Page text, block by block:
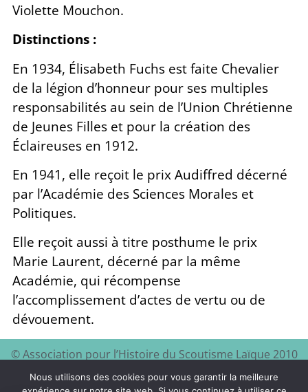
Violette Mouchon.
Distinctions :
En 1934, Élisabeth Fuchs est faite Chevalier
de la légion d’honneur pour ses multiples
responsabilités au sein de l’Union Chrétienne
de Jeunes Filles et pour la création des
Éclaireuses en 1912.
En 1941, elle reçoit le prix Audiffred décerné
par l’Académie des Sciences Morales et
Politiques.
Elle reçoit aussi à titre posthume le prix
Marie Laurent, décerné par la même
Académie, qui récompense
l’accomplissement d’actes de vertu ou de
dévouement.
© Association pour l’Histoire du Scoutisme Laïque 2010
– 2024 – Site à visiter :EEDF – Mentions légales et
Nous utilisons des cookies pour vous garantir la meilleure